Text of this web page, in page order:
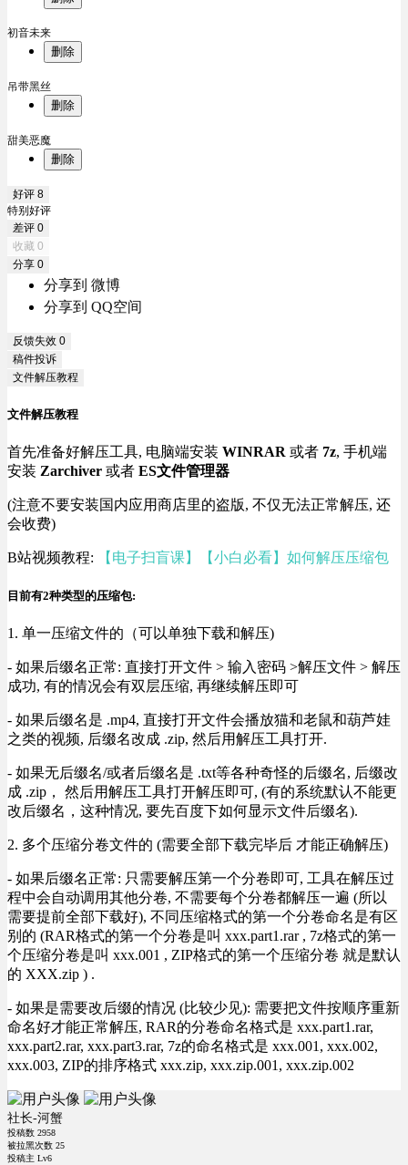
初音未来
删除
吊带黑丝
删除
甜美恶魔
删除
好评 8
特别好评
差评 0
收藏 0
分享 0
分享到 微博
分享到 QQ空间
反馈失效 0
稿件投诉
文件解压教程
文件解压教程
首先准备好解压工具, 电脑端安装 WINRAR 或者 7z, 手机端
安装 Zarchiver 或者 ES文件管理器
(注意不要安装国内应用商店里的盗版, 不仅无法正常解压, 还
会收费)
B站视频教程: 【电子扫盲课】【小白必看】如何解压压缩包
目前有2种类型的压缩包:
1. 单一压缩文件的（可以单独下载和解压)
- 如果后缀名正常: 直接打开文件 > 输入密码 >解压文件 > 解压
成功, 有的情况会有双层压缩, 再继续解压即可
- 如果后缀名是 .mp4, 直接打开文件会播放猫和老鼠和葫芦娃
之类的视频, 后缀名改成 .zip, 然后用解压工具打开.
- 如果无后缀名/或者后缀名是 .txt等各种奇怪的后缀名, 后缀改
成 .zip， 然后用解压工具打开解压即可, (有的系统默认不能更
改后缀名，这种情况, 要先百度下如何显示文件后缀名).
2. 多个压缩分卷文件的 (需要全部下载完毕后 才能正确解压)
- 如果后缀名正常: 只需要解压第一个分卷即可, 工具在解压过
程中会自动调用其他分卷, 不需要每个分卷都解压一遍 (所以
需要提前全部下载好), 不同压缩格式的第一个分卷命名是有区
别的 (RAR格式的第一个分卷是叫 xxx.part1.rar , 7z格式的第一
个压缩分卷是叫 xxx.001 , ZIP格式的第一个压缩分卷 就是默认
的 XXX.zip ) .
- 如果是需要改后缀的情况 (比较少见): 需要把文件按顺序重新
命名好才能正常解压, RAR的分卷命名格式是 xxx.part1.rar,
xxx.part2.rar, xxx.part3.rar, 7z的命名格式是 xxx.001, xxx.002,
xxx.003, ZIP的排序格式 xxx.zip, xxx.zip.001, xxx.zip.002
社长-河蟹
投稿数 2958
被拉黑次数 25
投稿主 Lv6